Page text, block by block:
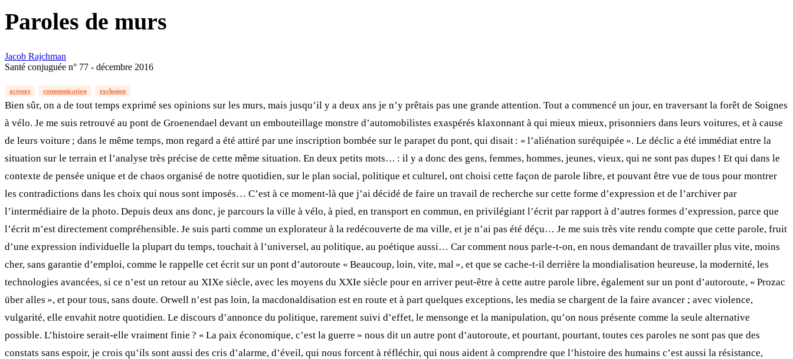
Paroles de murs
Jacob Rajchman
Santé conjuguée n° 77 - décembre 2016
acteurs communication exclusion
Bien sûr, on a de tout temps exprimé ses opinions sur les murs, mais jusqu’il y a deux ans je n’y prêtais pas une grande attention. Tout a commencé un jour, en traversant la forêt de Soignes
à vélo. Je me suis retrouvé au pont de Groenendael devant un embouteillage monstre d’automobilistes exaspérés klaxonnant à qui mieux mieux, prisonniers dans leurs voitures, et à cause
de leurs voiture ; dans le même temps, mon regard a été attiré par une inscription bombée sur le parapet du pont, qui disait : « l’aliénation suréquipée ». Le déclic a été immédiat entre la
situation sur le terrain et l’analyse très précise de cette même situation. En deux petits mots… : il y a donc des gens, femmes, hommes, jeunes, vieux, qui ne sont pas dupes ! Et qui dans le
contexte de pensée unique et de chaos organisé de notre quotidien, sur le plan social, politique et culturel, ont choisi cette façon de parole libre, et pouvant être vue de tous pour montrer
les contradictions dans les choix qui nous sont imposés… C’est à ce moment-là que j’ai décidé de faire un travail de recherche sur cette forme d’expression et de l’archiver par
l’intermédiaire de la photo. Depuis deux ans donc, je parcours la ville à vélo, à pied, en transport en commun, en privilégiant l’écrit par rapport à d’autres formes d’expression, parce que
l’écrit m’est directement compréhensible. Je suis parti comme un explorateur à la redécouverte de ma ville, et je n’ai pas été déçu… Je me suis très vite rendu compte que cette parole, fruit
d’une expression individuelle la plupart du temps, touchait à l’universel, au politique, au poétique aussi… Car comment nous parle-t-on, en nous demandant de travailler plus vite, moins
cher, sans garantie d’emploi, comme le rappelle cet écrit sur un pont d’autoroute « Beaucoup, loin, vite, mal », et que se cache-t-il derrière la mondialisation heureuse, la modernité, les
technologies avancées, si ce n’est un retour au XIXe siècle, avec les moyens du XXIe siècle pour en arriver peut-être à cette autre parole libre, également sur un pont d’autoroute, « Prozac
über alles », et pour tous, sans doute. Orwell n’est pas loin, la macdonaldisation est en route et à part quelques exceptions, les media se chargent de la faire avancer ; avec violence,
vulgarité, elle envahit notre quotidien. Le discours d’annonce du politique, rarement suivi d’effet, le mensonge et la manipulation, qu’on nous présente comme la seule alternative
possible. L’histoire serait-elle vraiment finie ? « La paix économique, c’est la guerre » nous dit un autre pont d’autoroute, et pourtant, pourtant, toutes ces paroles ne sont pas que des
constats sans espoir, je crois qu’ils sont aussi des cris d’alarme, d’éveil, qui nous forcent à réfléchir, qui nous aident à comprendre que l’histoire des humains c’est aussi la résistance,